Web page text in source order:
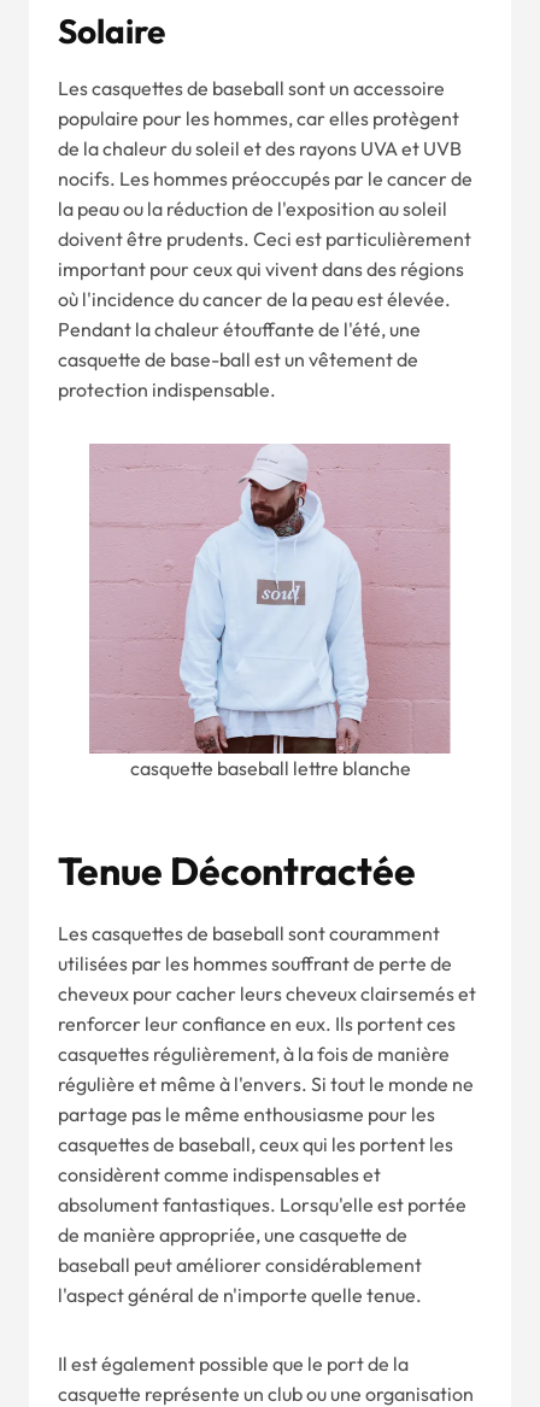
Solaire
Les casquettes de baseball sont un accessoire
populaire pour les hommes, car elles protègent
de la chaleur du soleil et des rayons UVA et UVB
nocifs. Les hommes préoccupés par le cancer de
la peau ou la réduction de l'exposition au soleil
doivent être prudents. Ceci est particulièrement
important pour ceux qui vivent dans des régions
où l'incidence du cancer de la peau est élevée.
Pendant la chaleur étouffante de l'été, une
casquette de base-ball est un vêtement de
protection indispensable.
casquette baseball lettre blanche
Tenue Décontractée
Les casquettes de baseball sont couramment
utilisées par les hommes souffrant de perte de
cheveux pour cacher leurs cheveux clairsemés et
renforcer leur confiance en eux. Ils portent ces
casquettes régulièrement, à la fois de manière
régulière et même à l'envers. Si tout le monde ne
partage pas le même enthousiasme pour les
casquettes de baseball, ceux qui les portent les
considèrent comme indispensables et
absolument fantastiques. Lorsqu'elle est portée
de manière appropriée, une casquette de
baseball peut améliorer considérablement
l'aspect général de n'importe quelle tenue.
Il est également possible que le port de la
casquette représente un club ou une organisation